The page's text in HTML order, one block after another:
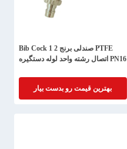
PTFE صندلی برنج Bib Cock 1 2
PN16 اتصال رشته واحد لوله دستگیره
بهترین قیمت رو بدست بیار